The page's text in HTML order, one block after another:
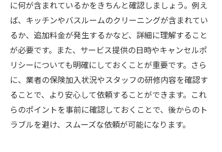
に何が含まれているかをきちんと確認しましょう。例え
ば、キッチンやバスルームのクリーニングが含まれてい
るか、追加料金が発生するかなど、詳細に理解すること
が必要です。また、サービス提供の日時やキャンセルポ
リシーについても明確にしておくことが重要です。さら
に、業者の保険加入状況やスタッフの研修内容を確認す
ることで、より安心して依頼することができます。これ
らのポイントを事前に確認しておくことで、後からのト
ラブルを避け、スムーズな依頼が可能になります。